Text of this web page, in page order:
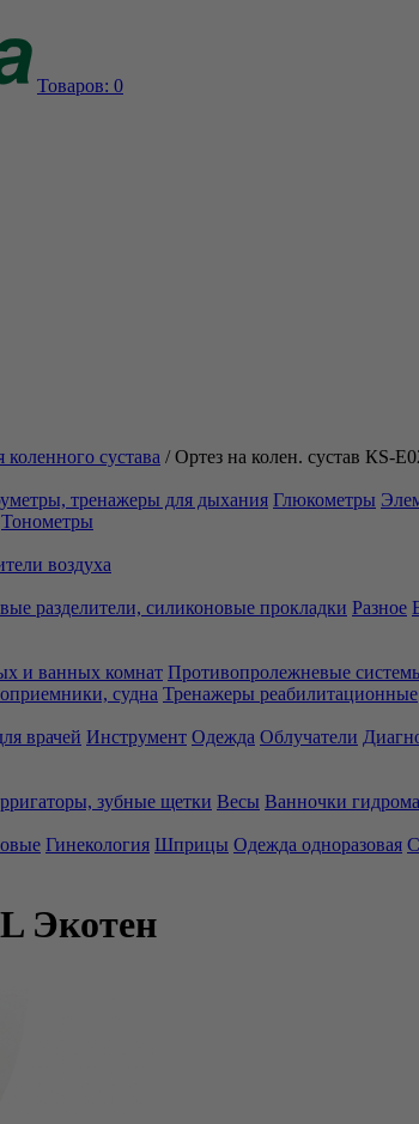
Товаров: 0
сустава /Ортез на колен. сустав КS-
тренажеры для дыхания Глюкометры
Тонометры
воздуха
разделители, силиконовые прокладки Разное
и ванных комнат Противопролежневые
судна Тренажеры реабилитационные
врачей Инструмент Одежда Облучатели
зубные щетки Весы Ванночки
Гинекология Шприцы Одежда одноразовая
Экотен